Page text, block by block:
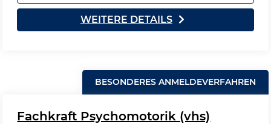
WEITERE DETAILS
BESONDERES ANMELDEVERFAHREN
Fachkraft Psychomotorik (vhs)